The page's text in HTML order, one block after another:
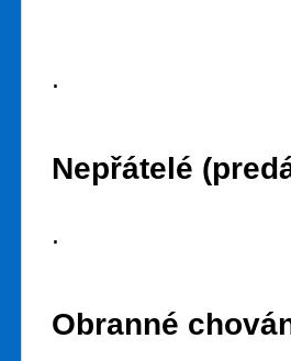
.
Nepřátelé
.
Obranné